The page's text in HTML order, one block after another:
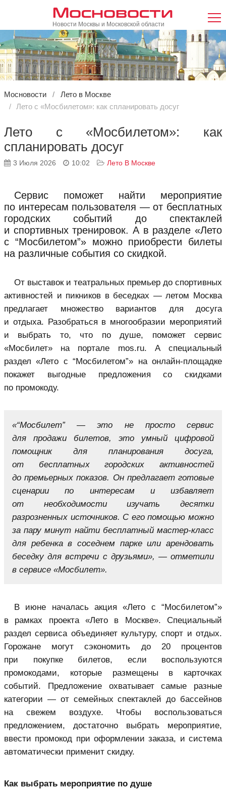
Мосновости
Новости Москвы и Московской области
Мосновости
Лето в Москве
Лето с «Мосбилетом»: как спланировать досуг
Лето с «Мосбилетом»: как
спланировать досуг
3 Июля 2026 10:02 Лето В Москве
Сервис поможет найти мероприятие
по интересам пользователя — от бесплатных
городских событий до спектаклей
и спортивных тренировок. А в разделе «Лето
с “Мосбилетом”» можно приобрести билеты
на различные события со скидкой.
От выставок и театральных премьер до спортивных
активностей и пикников в беседках — летом Москва
предлагает множество вариантов для досуга
и отдыха. Разобраться в многообразии мероприятий
и выбрать то, что по душе, поможет сервис
«Мосбилет» на портале mos.ru. А специальный
раздел «Лето с “Мосбилетом”» на онлайн-площадке
покажет выгодные предложения со скидками
по промокоду.
«“Мосбилет” — это не просто сервис
для продажи билетов, это умный цифровой
помощник для планирования досуга,
от бесплатных городских активностей
до премьерных показов. Он предлагает готовые
сценарии по интересам и избавляет
от необходимости изучать десятки
разрозненных источников. С его помощью можно
за пару минут найти бесплатный мастер-класс
для ребенка в соседнем парке или арендовать
беседку для встречи с друзьями», — отметили
в сервисе «Мосбилет».
В июне началась акция «Лето с “Мосбилетом”»
в рамках проекта «Лето в Москве». Специальный
раздел сервиса объединяет культуру, спорт и отдых.
Горожане могут сэкономить до 20 процентов
при покупке билетов, если воспользуются
промокодами, которые размещены в карточках
событий. Предложение охватывает самые разные
категории — от семейных спектаклей до бассейнов
на свежем воздухе. Чтобы воспользоваться
предложением, достаточно выбрать мероприятие,
ввести промокод при оформлении заказа, и система
автоматически применит скидку.
Как выбрать мероприятие по душе